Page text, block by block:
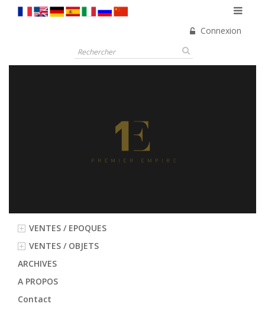
Connexion
VENTES / EPOQUES
VENTES / OBJETS
ARCHIVES
A PROPOS
Contact